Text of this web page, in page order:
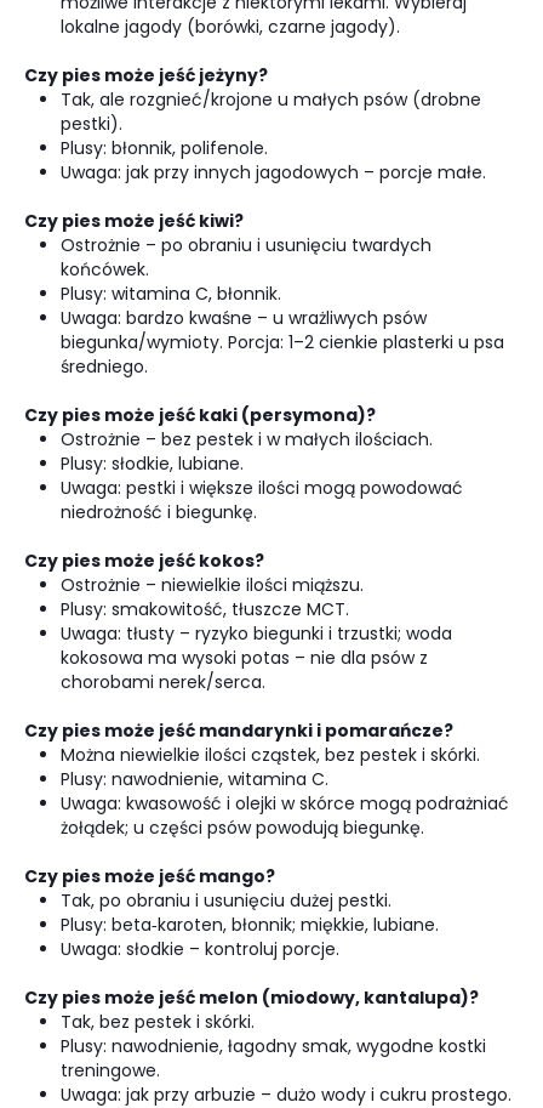
lokalne jagody (borówki, czarne jagody).
Czy pies może jeść jeżyny?
Tak, ale rozgnieć/krojone u małych psów (drobne
pestki).
Plusy: błonnik, polifenole.
Uwaga: jak przy innych jagodowych – porcje małe.
Czy pies może jeść kiwi?
Ostrożnie – po obraniu i usunięciu twardych
końcówek.
Plusy: witamina C, błonnik.
Uwaga: bardzo kwaśne – u wrażliwych psów
biegunka/wymioty. Porcja: 1–2 cienkie plasterki u psa
średniego.
Czy pies może jeść kaki (persymona)?
Ostrożnie – bez pestek i w małych ilościach.
Plusy: słodkie, lubiane.
Uwaga: pestki i większe ilości mogą powodować
niedrożność i biegunkę.
Czy pies może jeść kokos?
Ostrożnie – niewielkie ilości miąższu.
Plusy: smakowitość, tłuszcze MCT.
Uwaga: tłusty – ryzyko biegunki i trzustki; woda
kokosowa ma wysoki potas – nie dla psów z
chorobami nerek/serca.
Czy pies może jeść mandarynki i pomarańcze?
Można niewielkie ilości cząstek, bez pestek i skórki.
Plusy: nawodnienie, witamina C.
Uwaga: kwasowość i olejki w skórce mogą podrażniać
żołądek; u części psów powodują biegunkę.
Czy pies może jeść mango?
Tak, po obraniu i usunięciu dużej pestki.
Plusy: beta‑karoten, błonnik; miękkie, lubiane.
Uwaga: słodkie – kontroluj porcje.
Czy pies może jeść melon (miodowy, kantalupa)?
Tak, bez pestek i skórki.
Plusy: nawodnienie, łagodny smak, wygodne kostki
treningowe.
Uwaga: jak przy arbuzie – dużo wody i cukru prostego.